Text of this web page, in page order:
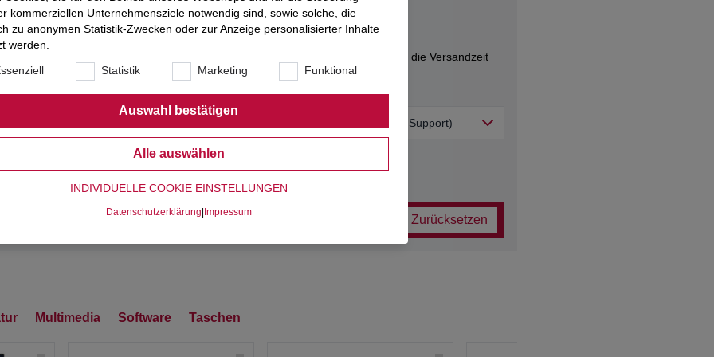
kommerziellen Unternehmensziele notwendig sind, sowie solche, die
zu anonymen Statistik-Zwecken oder zur Anzeige personalisierter Inhalte
werden.
Statistik Marketing Funktional
Auswahl bestätigen
Alle auswählen
INDIVIDUELLE COOKIE EINSTELLUNGEN
Datenschutzerklärung Impressum
nicht durch die System-Herstellergarantie abgedeckt. Ebenfalls kann sich die Versandzeit
Upgrades ggf. durch unsere Technik eingebaut werden müssen.
Garantieerweiterung Basis (36M-Bring-In inkl. 12M Premier Support)
Gesamtsumme: 2.479,00 €* Zurücksetzen
Multimedia Software Taschen